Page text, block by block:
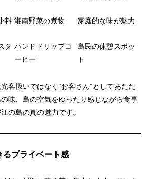
料 湘南野菜の煮物 家庭的な味が魅力
タ ハンドドリップコ
ーヒー
島民の休憩スポッ
ト
客扱いではなく“お客さん”としてあたた
味、島の空気をゆったり感じながら食事
の島の真の魅力です。
るプライベート感